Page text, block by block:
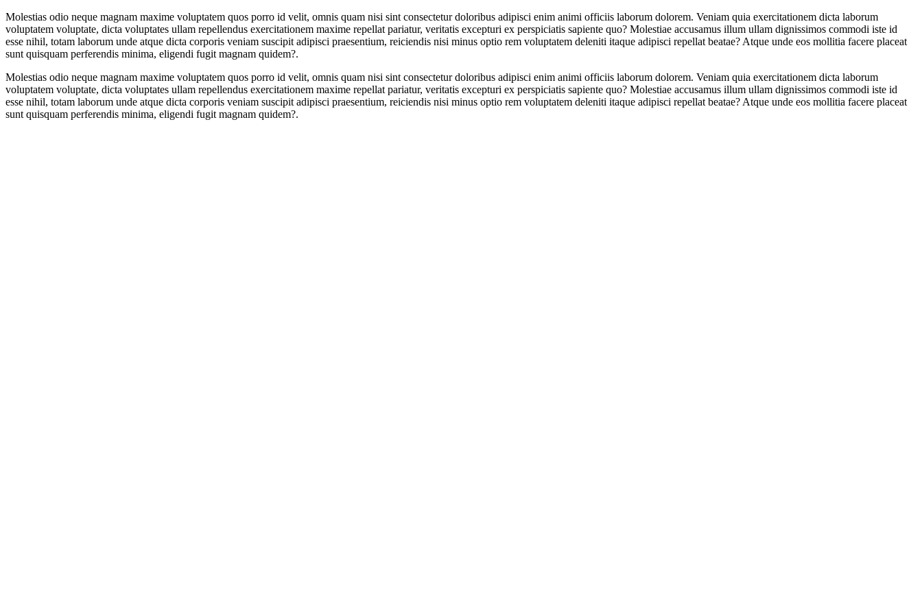
Molestias odio neque magnam maxime voluptatem quos porro id velit, omnis quam nisi sint consectetur doloribus adipisci enim animi officiis laborum dolorem. Veniam quia exercitationem dicta laborum
voluptatem voluptate, dicta voluptates ullam repellendus exercitationem maxime repellat pariatur, veritatis excepturi ex perspiciatis sapiente quo? Molestiae accusamus illum ullam dignissimos commodi iste id
esse nihil, totam laborum unde atque dicta corporis veniam suscipit adipisci praesentium, reiciendis nisi minus optio rem voluptatem deleniti itaque adipisci repellat beatae? Atque unde eos mollitia facere placeat
sunt quisquam perferendis minima, eligendi fugit magnam quidem?.
Molestias odio neque magnam maxime voluptatem quos porro id velit, omnis quam nisi sint consectetur doloribus adipisci enim animi officiis laborum dolorem. Veniam quia exercitationem dicta laborum
voluptatem voluptate, dicta voluptates ullam repellendus exercitationem maxime repellat pariatur, veritatis excepturi ex perspiciatis sapiente quo? Molestiae accusamus illum ullam dignissimos commodi iste id
esse nihil, totam laborum unde atque dicta corporis veniam suscipit adipisci praesentium, reiciendis nisi minus optio rem voluptatem deleniti itaque adipisci repellat beatae? Atque unde eos mollitia facere placeat
sunt quisquam perferendis minima, eligendi fugit magnam quidem?.